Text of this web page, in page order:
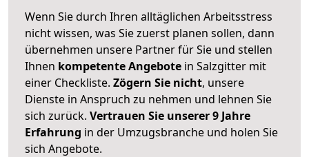
Wenn Sie durch Ihren alltäglichen Arbeitsstress
nicht wissen, was Sie zuerst planen sollen, dann
übernehmen unsere Partner für Sie und stellen
Ihnen kompetente Angebote in Salzgitter mit
einer Checkliste. Zögern Sie nicht, unsere
Dienste in Anspruch zu nehmen und lehnen Sie
sich zurück. Vertrauen Sie unserer 9 Jahre
Erfahrung in der Umzugsbranche und holen Sie
sich Angebote.